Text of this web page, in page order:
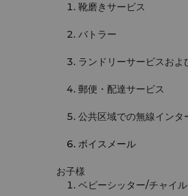
靴磨きサービス
バトラー
ランドリーサービスおよ
郵便・配達サービス
公共区域での無線インタ
ボイスメール
お子様
ベビーシッター/チャイ